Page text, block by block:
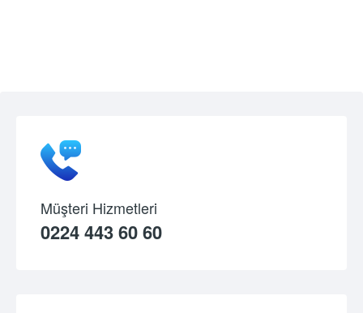
Müşteri Hizmetleri
0224 443 60 60